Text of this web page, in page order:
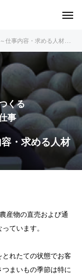
仕事内容・求める人材像
・求める人材
くる
事
産物の直売および通
ています。
れたての状態でお客
まいもの季節は特に